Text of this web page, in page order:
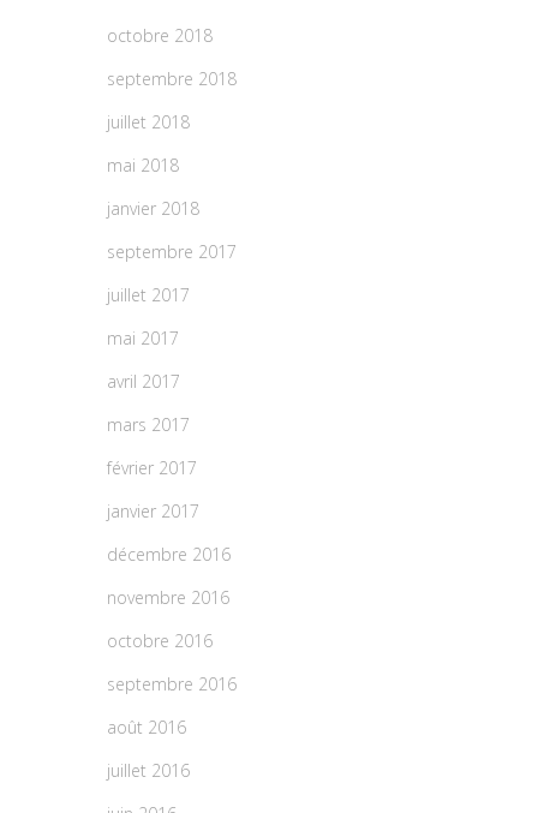
octobre 2018
septembre 2018
juillet 2018
mai 2018
janvier 2018
septembre 2017
juillet 2017
mai 2017
avril 2017
mars 2017
février 2017
janvier 2017
décembre 2016
novembre 2016
octobre 2016
septembre 2016
août 2016
juillet 2016